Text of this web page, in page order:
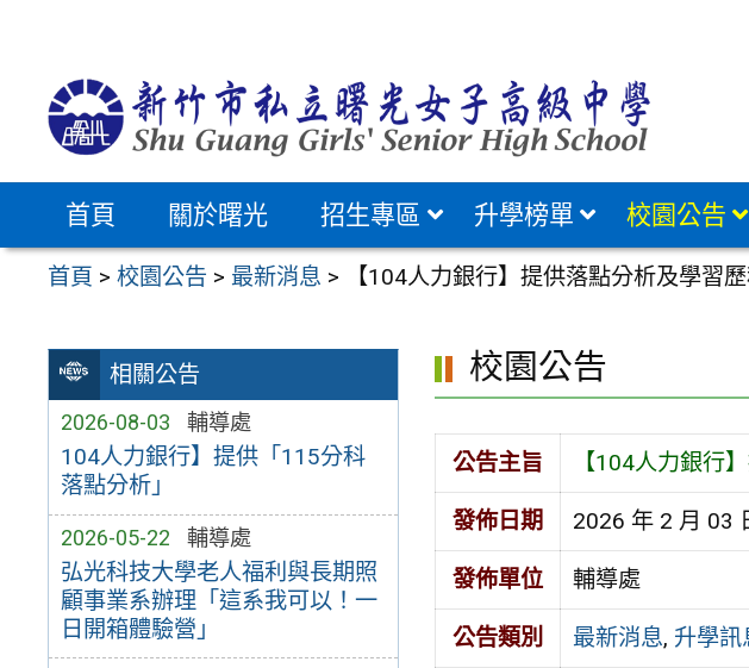
首頁 關於曙光 招生專區 升學榜單 校園公告
首頁 >校園公告 > 最新消息 > 【104人力銀行】提供落點分析及學習
相關公告
2026-08-03 輔導處
104人力銀行】提供「115分科
落點分析」
2026-05-22 輔導處
弘光科技大學老人福利與長期照
顧事業系辦理「這系我可以！一
日開箱體驗營」
校園公告
公告主旨 【104人力銀行
發佈日期 2026 年 2 月 03
發佈單位 輔導處
公告類別 最新消息, 升學訊